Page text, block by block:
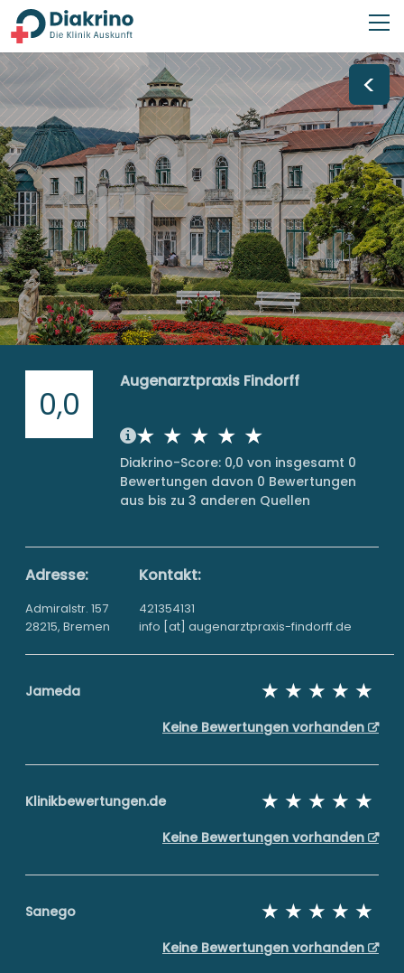
<
0,0
Augenarztpraxis Findorff
Diakrino-Score: 0,0 von insgesamt 0
Bewertungen davon 0 Bewertungen
aus bis zu 3 anderen Quellen
Adresse:
Admiralstr. 157
28215, Bremen
Kontakt:
421354131
info [at] augenarztpraxis-findorff.de
Jameda
Keine Bewertungen vorhanden
Klinikbewertungen.de
Keine Bewertungen vorhanden
Sanego
Keine Bewertungen vorhanden